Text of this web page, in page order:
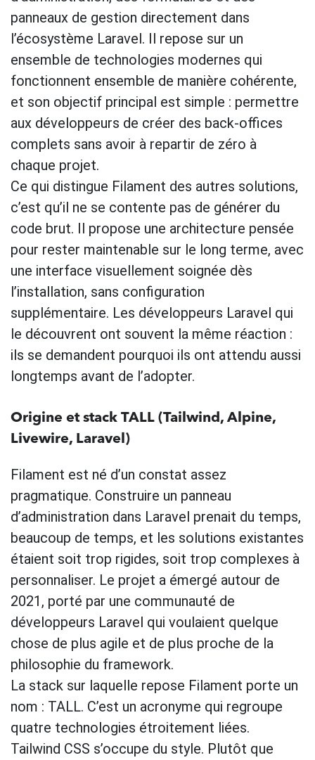
panneaux de gestion directement dans
l’écosystème Laravel. Il repose sur un
ensemble de technologies modernes qui
fonctionnent ensemble de manière cohérente,
et son objectif principal est simple : permettre
aux développeurs de créer des back-offices
complets sans avoir à repartir de zéro à
chaque projet.
Ce qui distingue Filament des autres solutions,
c’est qu’il ne se contente pas de générer du
code brut. Il propose une architecture pensée
pour rester maintenable sur le long terme, avec
une interface visuellement soignée dès
l’installation, sans configuration
supplémentaire. Les développeurs Laravel qui
le découvrent ont souvent la même réaction :
ils se demandent pourquoi ils ont attendu aussi
longtemps avant de l’adopter.
Origine et stack TALL (Tailwind, Alpine,
Livewire, Laravel)
Filament est né d’un constat assez
pragmatique. Construire un panneau
d’administration dans Laravel prenait du temps,
beaucoup de temps, et les solutions existantes
étaient soit trop rigides, soit trop complexes à
personnaliser. Le projet a émergé autour de
2021, porté par une communauté de
développeurs Laravel qui voulaient quelque
chose de plus agile et de plus proche de la
philosophie du framework.
La stack sur laquelle repose Filament porte un
nom : TALL. C’est un acronyme qui regroupe
quatre technologies étroitement liées.
Tailwind CSS s’occupe du style. Plutôt que